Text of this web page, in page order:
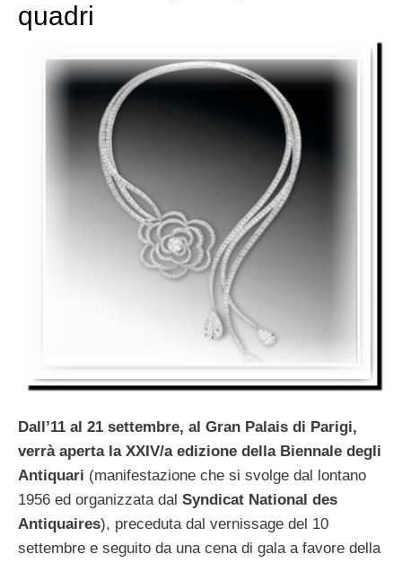
quadri
Dall’11 al 21 settembre, al Gran Palais di Parigi,
verrà aperta la XXIV/a edizione della Biennale degli
Antiquari (manifestazione che si svolge dal lontano
1956 ed organizzata dal Syndicat National des
Antiquaires), preceduta dal vernissage del 10
settembre e seguito da una cena di gala a favore della